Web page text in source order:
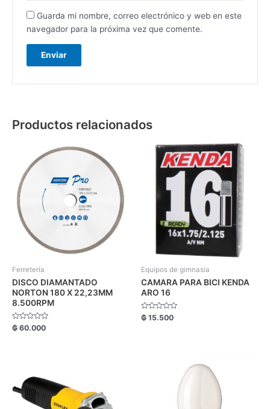
Guarda mi nombre, correo electrónico y web en este
navegador para la próxima vez que comente.
Productos relacionados
Ferretería
DISCO DIAMANTADO
NORTON 180 X 22,23MM
8.500RPM
Valorado
con
₲ 60.000
Equipos de gimnasia
CAMARA PARA BICI KENDA
ARO 16
Valorado
con
₲ 15.500